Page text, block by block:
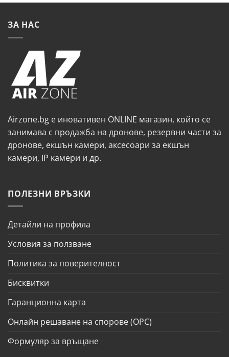
ЗА НАС
Airzone.bg е иновативен ONLINE магазин, който се
занимава с продажба на дронове, резервни части за
дронове, екшън камери, аксесоари за екшън
камери, IP камери и др.
ПОЛЕЗНИ ВРЪЗКИ
Детайли на профила
Условия за ползване
Политика за поверителност
Бисквитки
Гаранционна карта
Онлайн решаване на спорове (ОРС)
Формуляр за връщане